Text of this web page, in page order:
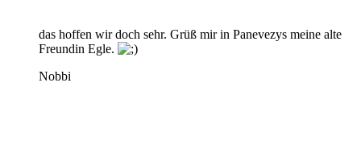
das hoffen wir doch sehr. Grüß mir in Panevezys meine alte
Freundin Egle.
Nobbi